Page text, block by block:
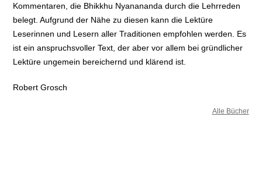
Kommentaren, die Bhikkhu Nyanananda durch die Lehrreden
belegt. Aufgrund der Nähe zu diesen kann die Lektüre
Leserinnen und Lesern aller Traditionen empfohlen werden. Es
ist ein anspruchsvoller Text, der aber vor allem bei gründlicher
Lektüre ungemein bereichernd und klärend ist.
Robert Grosch
Alle Bücher